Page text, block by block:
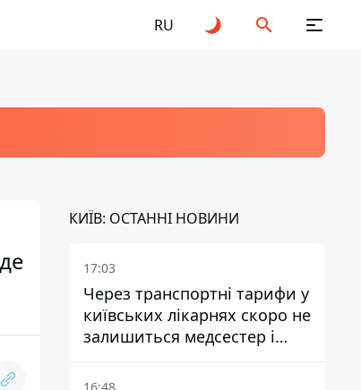
RU
КИЇВ: ОСТАННІ НОВИНИ
17:03
Через транспортні тарифи у
київських лікарнях скоро не
залишиться медсестер і
санітарок - професор
Голубовська